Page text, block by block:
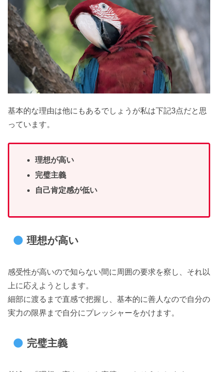
基本的な理由は他にもあるでしょうが私は下記3点だと思
っています。
理想が高い
完璧主義
自己肯定感が低い
理想が高い
感受性が高いので知らない間に周囲の要求を察し、それ以
上に応えようとします。
細部に渡るまで直感で把握し、基本的に善人なので自分の
実力の限界まで自分にプレッシャーをかけます。
完璧主義